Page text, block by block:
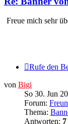
Freue mich sehr
Rufe den
von Bigi
So 30. Jun
Forum:
Thema:
Antworten: 7